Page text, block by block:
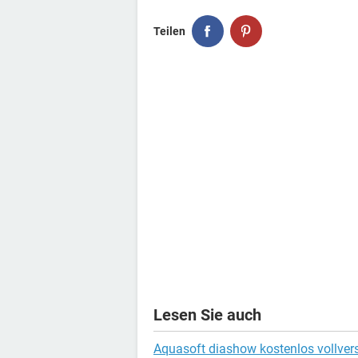
Teilen
Lesen Sie auch
Aquasoft diashow kostenlos